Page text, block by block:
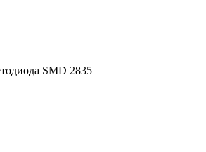
SMD 2835